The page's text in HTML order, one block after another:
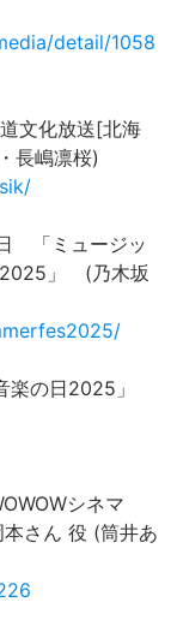
detail/1058
文化放送[北海
長嶋凛桜)
「ミュージッ
2025」 (乃木坂
楽の日2025」
シネマ
さん 役 (筒井あ